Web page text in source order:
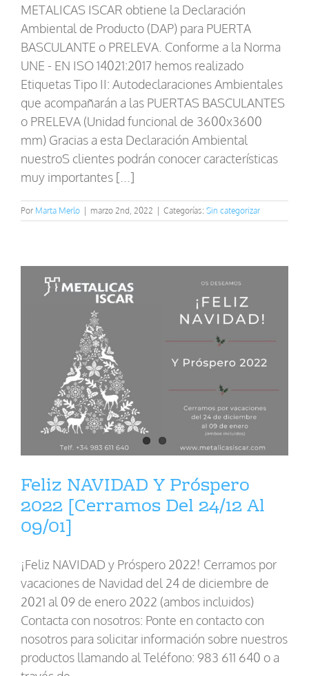
METALICAS ISCAR obtiene la Declaración
Ambiental de Producto (DAP) para PUERTA
BASCULANTE o PRELEVA. Conforme a la Norma
UNE - EN ISO 14021:2017 hemos realizado
Etiquetas Tipo II: Autodeclaraciones Ambientales
que acompañarán a las PUERTAS BASCULANTES
o PRELEVA (Unidad funcional de 3600x3600
mm) Gracias a esta Declaración Ambiental
nuestroS clientes podrán conocer características
muy importantes [...]
Por Marta Merlo | marzo 2nd, 2022 | Categorías: Sin categorizar
Feliz NAVIDAD Y Próspero
2022 [Cerramos Del 24/12 Al
09/01]
¡Feliz NAVIDAD y Próspero 2022! Cerramos por
vacaciones de Navidad del 24 de diciembre de
2021 al 09 de enero 2022 (ambos incluidos)
Contacta con nosotros: Ponte en contacto con
nosotros para solicitar información sobre nuestros
productos llamando al Teléfono: 983 611 640 o a